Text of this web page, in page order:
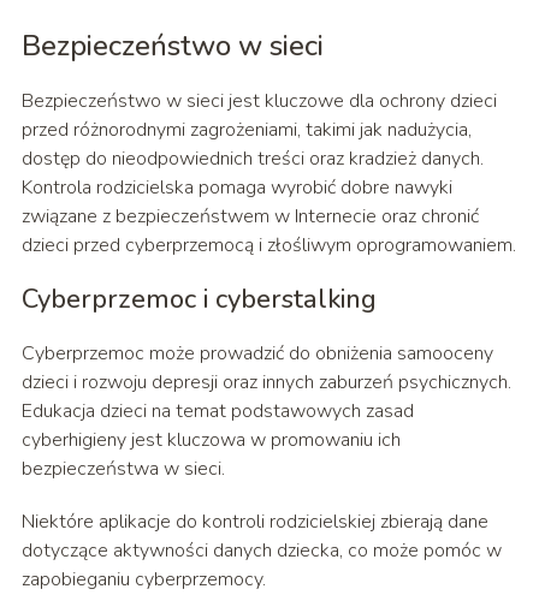
Bezpieczeństwo w sieci
Bezpieczeństwo w sieci jest kluczowe dla ochrony dzieci
przed różnorodnymi zagrożeniami, takimi jak nadużycia,
dostęp do nieodpowiednich treści oraz kradzież danych.
Kontrola rodzicielska pomaga wyrobić dobre nawyki
związane z bezpieczeństwem w Internecie oraz chronić
dzieci przed cyberprzemocą i złośliwym oprogramowaniem.
Cyberprzemoc i cyberstalking
Cyberprzemoc może prowadzić do obniżenia samooceny
dzieci i rozwoju depresji oraz innych zaburzeń psychicznych.
Edukacja dzieci na temat podstawowych zasad
cyberhigieny jest kluczowa w promowaniu ich
bezpieczeństwa w sieci.
Niektóre aplikacje do kontroli rodzicielskiej zbierają dane
dotyczące aktywności danych dziecka, co może pomóc w
zapobieganiu cyberprzemocy.